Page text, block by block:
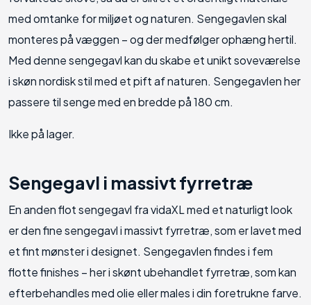
med omtanke for miljøet og naturen. Sengegavlen skal
monteres på væggen – og der medfølger ophæng hertil.
Med denne sengegavl kan du skabe et unikt soveværelse
i skøn nordisk stil med et pift af naturen. Sengegavlen her
passere til senge med en bredde på 180 cm.
Ikke på lager.
Sengegavl i massivt fyrretræ
En anden flot sengegavl fra vidaXL med et naturligt look
er den fine sengegavl i massivt fyrretræ, som er lavet med
et fint mønster i designet. Sengegavlen findes i fem
flotte finishes – her i skønt ubehandlet fyrretræ, som kan
efterbehandles med olie eller males i din foretrukne farve.